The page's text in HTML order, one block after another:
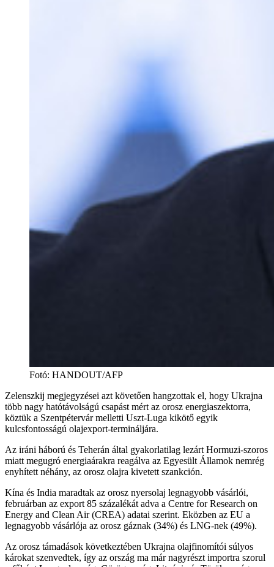
Fotó: HANDOUT/AFP
Zelenszkij megjegyzései azt követően hangzottak el, hogy Ukrajna
több nagy hatótávolságú csapást mért az orosz energiaszektorra,
köztük a Szentpétervár melletti Uszt-Luga kikötő egyik
kulcsfontosságú olajexport-termináljára.
Az iráni háború és Teherán által gyakorlatilag lezárt Hormuzi-szoros
miatt megugró energiaárakra reagálva az Egyesült Államok nemrég
enyhített néhány, az orosz olajra kivetett szankción.
Kína és India maradtak az orosz nyersolaj legnagyobb vásárlói,
februárban az export 85 százalékát adva a Centre for Research on
Energy and Clean Air (CREA) adatai szerint. Eközben az EU a
legnagyobb vásárlója az orosz gáznak (34%) és LNG-nek (49%).
Az orosz támadások következtében Ukrajna olajfinomítói súlyos
károkat szenvedtek, így az ország ma már nagyrészt importra szorul